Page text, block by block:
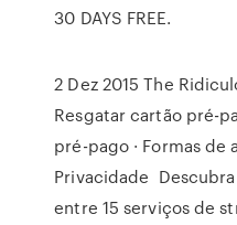
30 DAYS FREE.
2 Dez 2015 The
Resgatar cartão pré-
pré-pago · Formas de
Privacidade
entre 15 serviços de